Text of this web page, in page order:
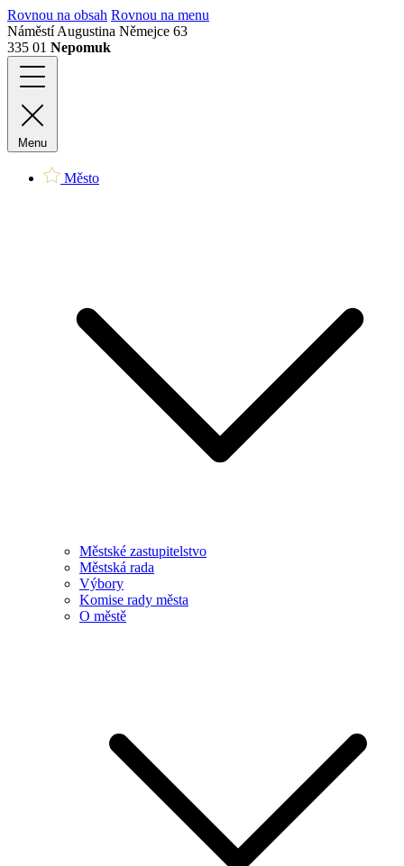
Rovnou na obsah Rovnou na menu
Náměstí Augustina Němejce 63
335 01 Nepomuk
Menu
Město
Městské zastupitelstvo
Městská rada
Výbory
Komise rady města
O městě